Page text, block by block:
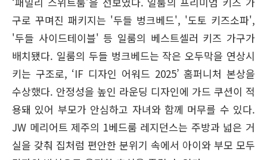
구로 꾸며진 패키지는 '두들 벙크베드', '도토 키즈소파',
'두들 사이드테이블' 등 일룸의 베스트셀러 키즈 가구가
배치됐다. 일룸의 두들 벙크베드는 작은 오두막을 연상시
키는 구조로, ‘IF 디자인 어워드 2025’ 홈퍼니처 본상을
수상했다. 안정성을 높인 라운딩 디자인에 가드 쿠션이 적
용돼 있어 부모가 안심하고 자녀와 함께 머무를 수 있다.
JW 메리어트 제주의 1베드룸 레지던스는 주방과 넓은 거
실을 갖춰 집처럼 편안한 분위기 속에서 아이와 부모 모두